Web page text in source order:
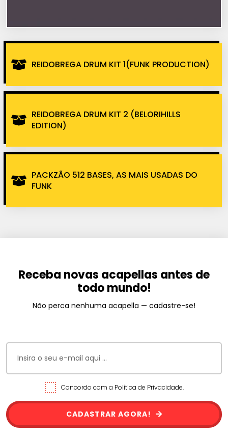
REIDOBREGA DRUM KIT 1(FUNK PRODUCTION)
REIDOBREGA DRUM KIT 2 (BELORIHILLS
EDITION)
PACKZÃO 512 BASES, AS MAIS USADAS DO
FUNK
Receba novas acapellas antes de
todo mundo!
Não perca nenhuma acapella — cadastre-se!
Concordo com a Política de Privacidade.
CADASTRAR AGORA!